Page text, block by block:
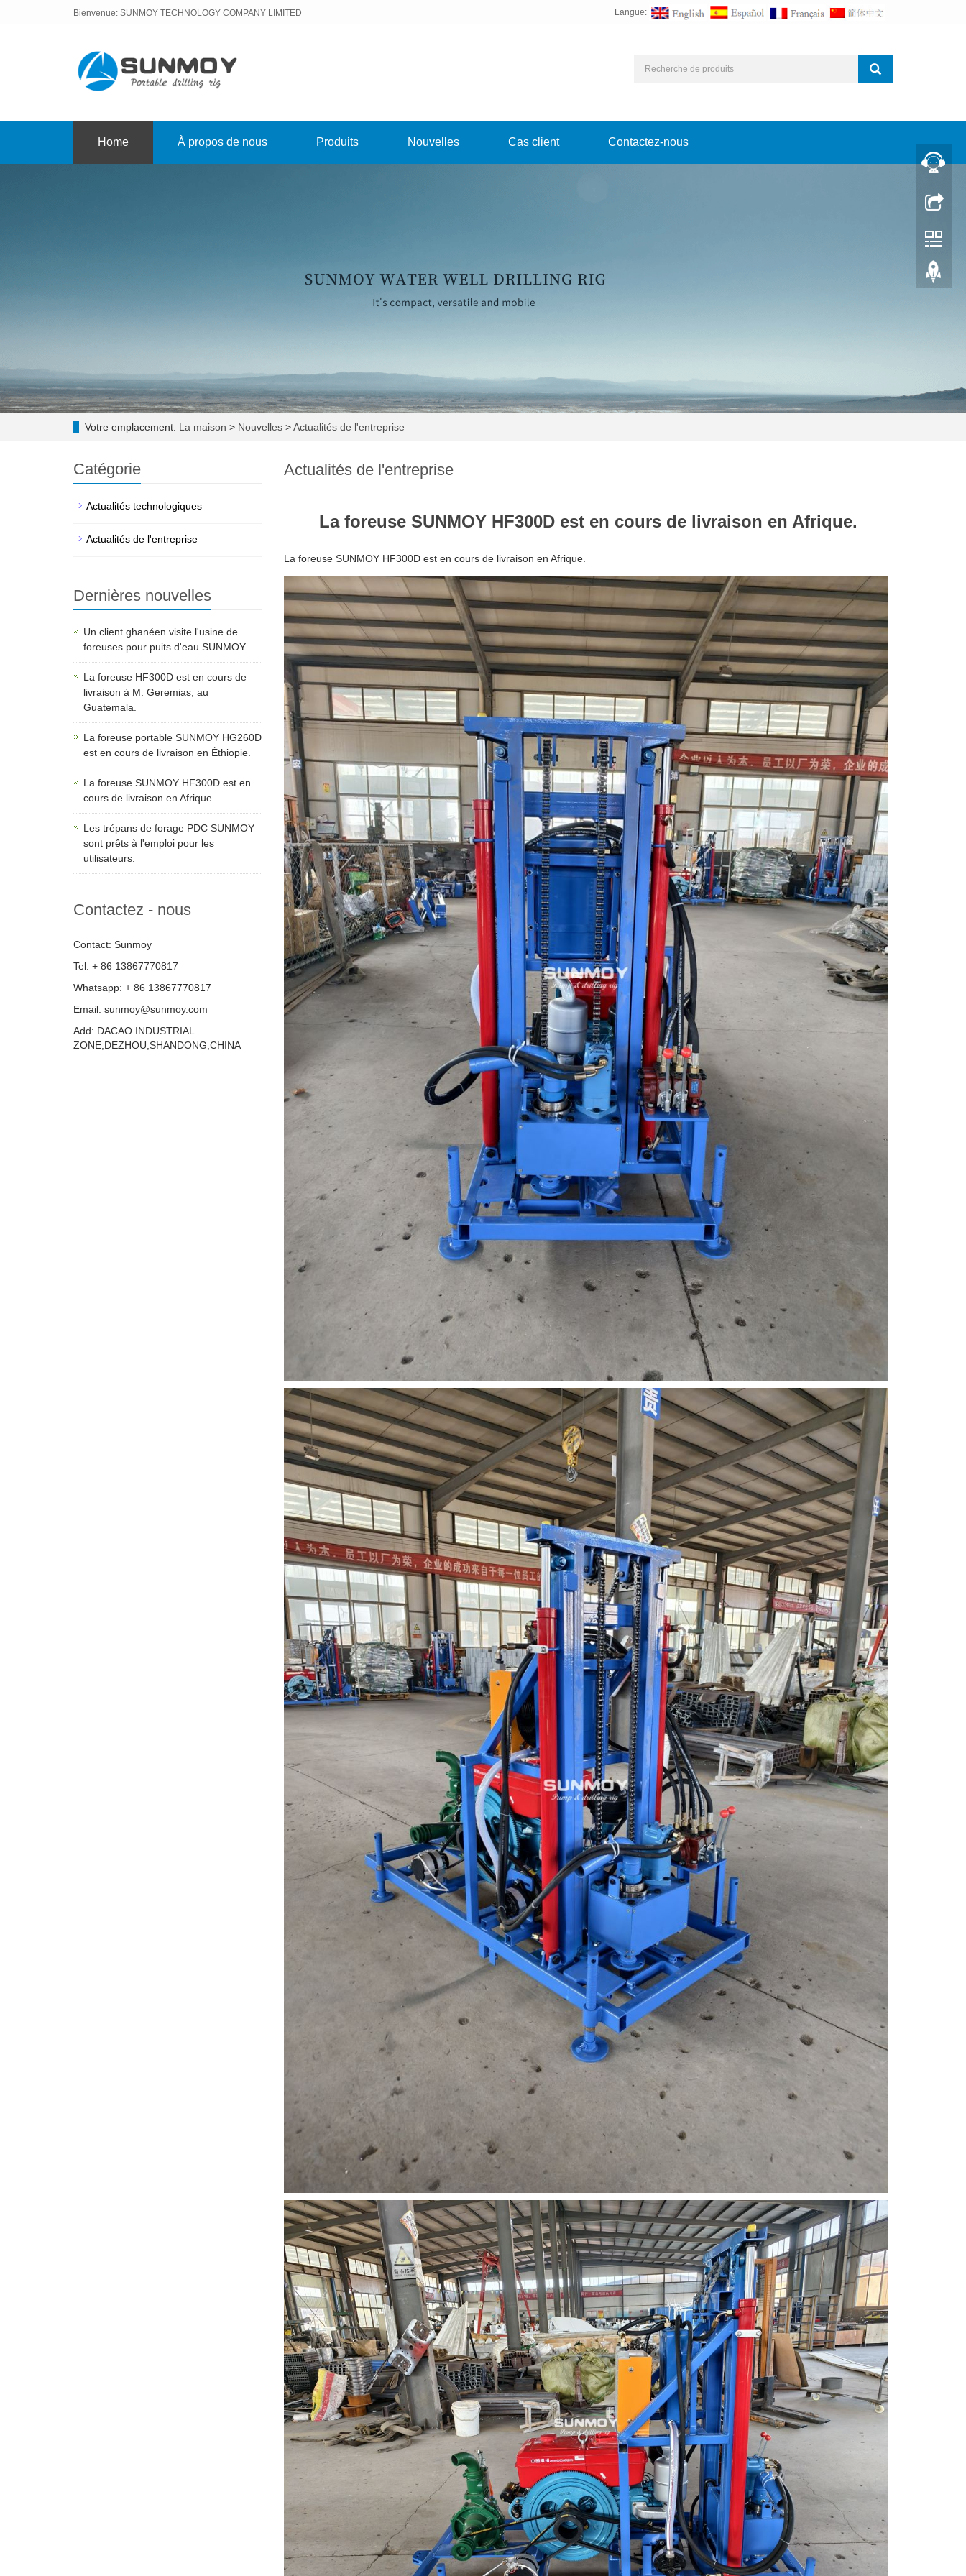
Bienvenue: SUNMOY TECHNOLOGY COMPANY LIMITED Langue:
Home À propos de nous Produits Nouvelles Cas client Contactez-nous
Votre emplacement: La maison > Nouvelles >Actualités de l'entreprise
Actualités de l'entreprise
La foreuse SUNMOY HF300D est en cours de livraison en Afrique.
La foreuse SUNMOY HF300D est en cours de livraison en Afrique.
Catégorie
Actualités technologiques
Actualités de l'entreprise
Dernières nouvelles
Un client ghanéen visite l'usine de
foreuses pour puits d'eau SUNMOY
La foreuse HF300D est en cours de
livraison à M. Geremias, au
Guatemala.
La foreuse portable SUNMOY HG260D
est en cours de livraison en Éthiopie.
La foreuse SUNMOY HF300D est en
cours de livraison en Afrique.
Les trépans de forage PDC SUNMOY
sont prêts à l'emploi pour les
utilisateurs.
Contactez - nous
Contact: Sunmoy
Tel: + 86 13867770817
Whatsapp: + 86 13867770817
Email: sunmoy@sunmoy.com
Add: DACAO INDUSTRIAL
ZONE,DEZHOU,SHANDONG,CHINA